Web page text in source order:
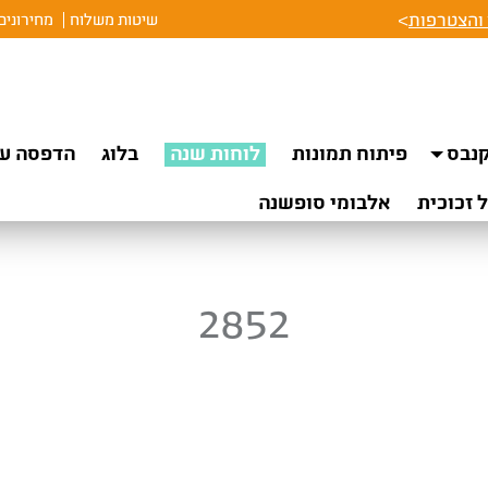
> שיטות משלוח
פיתוח תמונות לוחות שנה בלוג
הדפסה
זכוכית
אלבומי סופשנה
2852